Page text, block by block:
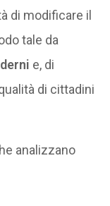
di modificare il
tale da
e, di
di cittadini
analizzano